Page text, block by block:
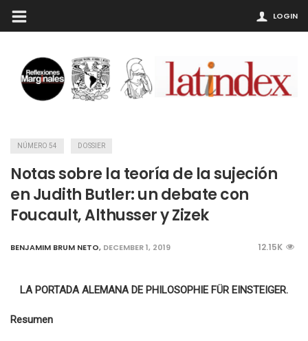
LOGIN
NÚMERO 54 DOSSIER
Notas sobre la teoría de la sujeción
en Judith Butler: un debate con
Foucault, Althusser y Zizek
BENJAMIM BRUM NETO, DECEMBER 1, 2019 12.15K
LA PORTADA ALEMANA DE PHILOSOPHIE FÜR EINSTEIGER.
Resumen